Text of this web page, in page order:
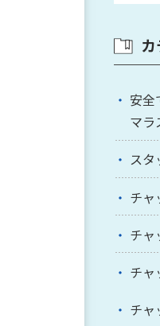
安全
マラ
ス
チ
チャ
チャ
チャ